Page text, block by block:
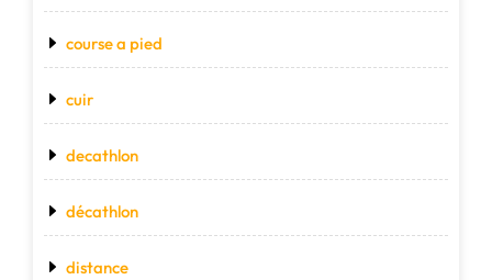
course a pied
cuir
decathlon
décathlon
distance